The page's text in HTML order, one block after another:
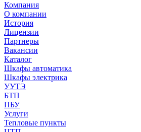
Компания
О компании
История
Лицензии
Партнеры
Вакансии
Каталог
Шкафы автоматика
Шкафы электрика
УУТЭ
БТП
ПБУ
Услуги
Тепловые пункты